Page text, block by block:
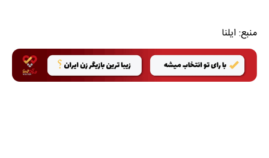
منبع: ایلنا